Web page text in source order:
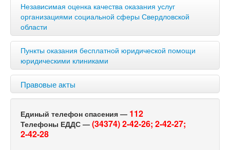
Независимая оценка качества оказания услуг
организациями социальной сферы Свердловской
области
Пункты оказания бесплатной юридической помощи
юридическими клиниками
Правовые акты
Единый телефон спасения — 112
Телефоны ЕДДС — (34374) 2-42-26; 2-42-27;
2-42-28